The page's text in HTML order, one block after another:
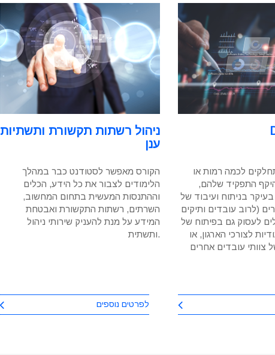
לכמה רמות או
התפקיד שלהם,
בניתוח ועיבוד של
(לרוב עובדים ותיקים
לעסוק גם בפיתוח של
לצורכי הארגון, או
צוותי עובדים אחרים
ניהול רשתות תקשורת ותשתיות
ענן
הקורס מאפשר לסטודנט כבר במהלך
הלימודים לצבור את כל הידע, הכלים
וההתנסות המעשית בתחום המחשוב,
השרתים, רשתות התקשורת ואבטחת
המידע על מנת להעניק שירותי ניהול
ותשתית.
לפרטים נוספים